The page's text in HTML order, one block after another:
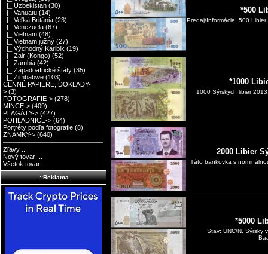
|_ Uzbekistan (30)
|_ Vanuatu (14)
|_ Veľká Británia (23)
|_ Venezuela (67)
|_ Vietnam (48)
|_ Vietnam južný (27)
|_ Východný Karibik (19)
|_ Zair (Kongo) (52)
|_ Zambia (42)
|_ Západoafrické štáty (35)
|_ Zimbabwe (103)
CENNÉ PAPIERE, DOKLADY-
> (3)
FOTOGRAFIE-> (278)
MINCE-> (409)
PLAGÁTY-> (427)
POHĽADNICE-> (64)
Portréty podľa fotografie (8)
ZNÁMKY-> (640)
Zľavy ...
Nový tovar ...
Všetok tovar ...
.::Reklama
*500
Predaj/Informácie: 500
*1000
1000 Sýrskych libier
2000 Libier
Táto bankovka s
*5000
Stav: UNC/N. Sýrsky